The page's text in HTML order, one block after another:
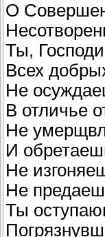
О
Ты,
Всех
Не
В отличье
Не
И
Не
Не
Ты